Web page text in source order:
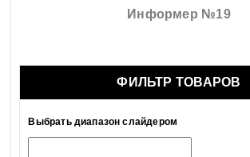
Информер №19
ФИЛЬТР ТОВАРОВ
Выбрать диапазон слайдером